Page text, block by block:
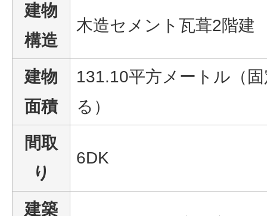
建物
構造
木造セメント瓦葺2階建
建物
面積
131.10平方メートル（
る）
間取
り
6DK
建築